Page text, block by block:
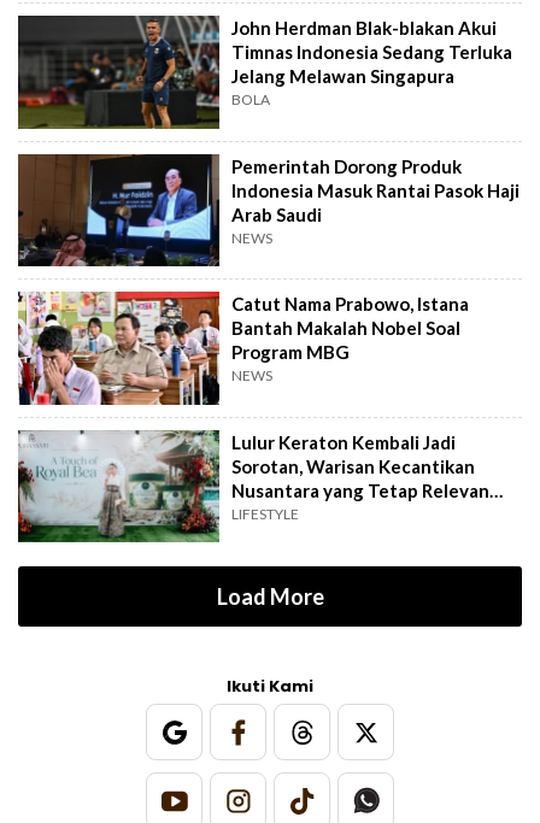
John Herdman Blak-blakan Akui
Timnas Indonesia Sedang Terluka
Jelang Melawan Singapura
BOLA
Pemerintah Dorong Produk
Indonesia Masuk Rantai Pasok Haji
Arab Saudi
NEWS
Catut Nama Prabowo, Istana
Bantah Makalah Nobel Soal
Program MBG
NEWS
Lulur Keraton Kembali Jadi
Sorotan, Warisan Kecantikan
Nusantara yang Tetap Relevan
hingga Kini
LIFESTYLE
Load More
Ikuti Kami